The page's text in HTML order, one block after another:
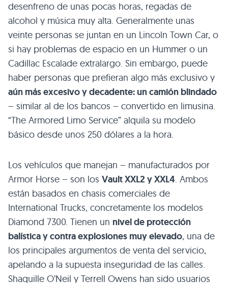
desenfreno de unas pocas horas, regadas de
alcohol y música muy alta. Generalmente unas
veinte personas se juntan en un Lincoln Town Car, o
si hay problemas de espacio en un Hummer o un
Cadillac Escalade extralargo. Sin embargo, puede
haber personas que prefieran algo más exclusivo y
aún más excesivo y decadente: un camión blindado
– similar al de los bancos – convertido en limusina.
“The Armored Limo Service” alquila su modelo
básico desde unos 250 dólares a la hora.
Los vehículos que manejan – manufacturados por
Armor Horse – son los VaultXXL2 yXXL4. Ambos
están basados en chasis comerciales de
International Trucks, concretamente los modelos
Diamond 7300. Tienen un nivel de protección
balística y contra explosiones muy elevado, una de
los principales argumentos de venta del servicio,
apelando a la supuesta inseguridad de las calles.
Shaquille O’Neil y Terrell Owens han sido usuarios